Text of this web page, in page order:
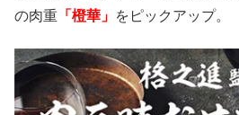
の肉重 「橙華」 をピックアップ。